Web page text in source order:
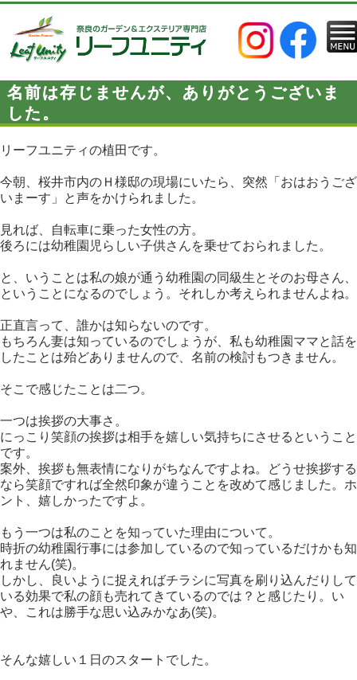
名前は存じませんが、ありがとうございま
した。
リーフユニティの植田です。
今朝、桜井市内のＨ様邸の現場にいたら、突然「おはおうござ
いまーす」と声をかけられました。
見れば、自転車に乗った女性の方。
後ろには幼稚園児らしい子供さんを乗せておられました。
と、いうことは私の娘が通う幼稚園の同級生とそのお母さん、
ということになるのでしょう。それしか考えられませんよね。
正直言って、誰かは知らないのです。
もちろん妻は知っているのでしょうが、私も幼稚園ママと話を
したことは殆どありませんので、名前の検討もつきません。
そこで感じたことは二つ。
一つは挨拶の大事さ。
にっこり笑顔の挨拶は相手を嬉しい気持ちにさせるということ
です。
案外、挨拶も無表情になりがちなんですよね。どうせ挨拶する
なら笑顔ですれば全然印象が違うことを改めて感じました。ホ
ント、嬉しかったですよ。
もう一つは私のことを知っていた理由について。
時折の幼稚園行事には参加しているので知っているだけかも知
れません(笑)。
しかし、良いように捉えればチラシに写真を刷り込んだりして
いる効果で私の顔も売れてきているのでは？と感じたり。い
や、これは勝手な思い込みかなあ(笑)。
そんな嬉しい１日のスタートでした。